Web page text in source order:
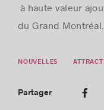
à haute valeur
du Grand Montréal.
NOUVELLES
Partager